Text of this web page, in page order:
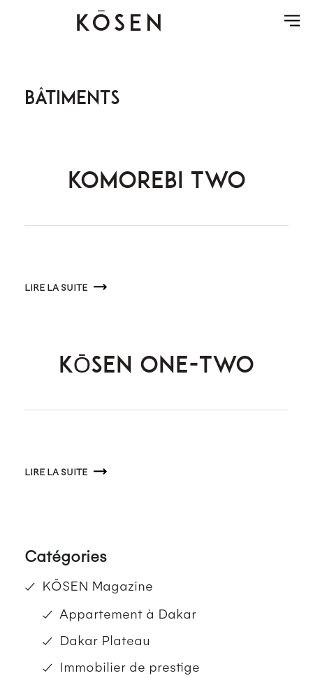
Bâtiments
KOMOREBI TWO
LIRE LA SUITE
KŌSEN ONE-TWO
LIRE LA SUITE
Catégories
KŌSEN Magazine
Appartement à Dakar
Dakar Plateau
Immobilier de prestige